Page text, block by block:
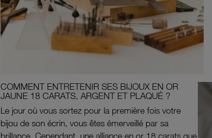
COMMENT ENTRETENIR SES BIJOUX EN OR
JAUNE 18 CARATS, ARGENT ET PLAQUÉ ?
Le jour où vous sortez pour la première fois votre
bijou de son écrin, vous êtes émerveillé par sa
brillance. Cependant, une alliance en or 18 carats que